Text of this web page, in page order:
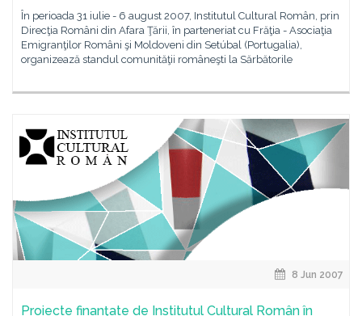
În perioada 31 iulie - 6 august 2007, Institutul Cultural Român, prin
Direcţia Români din Afara Ţării, în parteneriat cu Frăţia - Asociaţia
Emigranţilor Români şi Moldoveni din Setúbal (Portugalia),
organizează standul comunităţii româneşti la Sărbătorile
8 Jun 2007
Proiecte finanţate de Institutul Cultural Român în